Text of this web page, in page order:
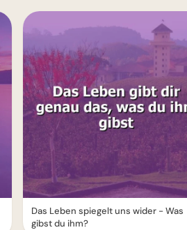
Das Leben spiegelt uns wider - Was
gibst du ihm?